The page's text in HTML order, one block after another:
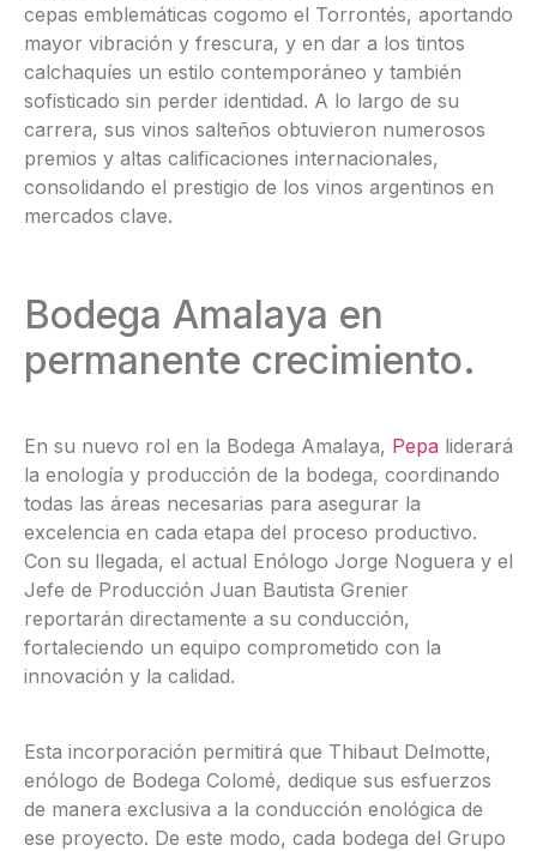
cepas emblemáticas cogomo el Torrontés, aportando
mayor vibración y frescura, y en dar a los tintos
calchaquíes un estilo contemporáneo y también
sofisticado sin perder identidad. A lo largo de su
carrera, sus vinos salteños obtuvieron numerosos
premios y altas calificaciones internacionales,
consolidando el prestigio de los vinos argentinos en
mercados clave.
Bodega Amalaya en
permanente crecimiento.
En su nuevo rol en la Bodega Amalaya, Pepa liderará
la enología y producción de la bodega, coordinando
todas las áreas necesarias para asegurar la
excelencia en cada etapa del proceso productivo.
Con su llegada, el actual Enólogo Jorge Noguera y el
Jefe de Producción Juan Bautista Grenier
reportarán directamente a su conducción,
fortaleciendo un equipo comprometido con la
innovación y la calidad.
Esta incorporación permitirá que Thibaut Delmotte,
enólogo de Bodega Colomé, dedique sus esfuerzos
de manera exclusiva a la conducción enológica de
ese proyecto. De este modo, cada bodega del Grupo